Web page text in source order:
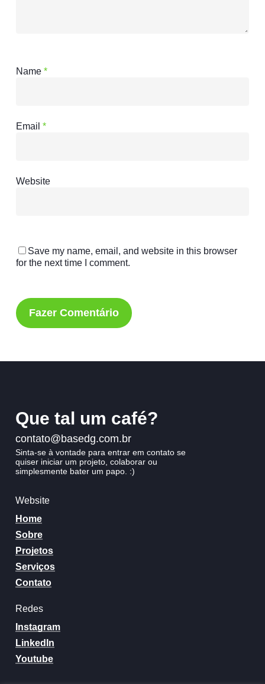
Name *
Email *
Website
Save my name, email, and website in this browser
for the next time I comment.
Que tal um café?
contato@basedg.com.br
Sinta-se à vontade para entrar em contato se
quiser iniciar um projeto, colaborar ou
simplesmente bater um papo. :)
Website
Home
Sobre
Projetos
Serviços
Contato
Redes
Instagram
LinkedIn
Youtube